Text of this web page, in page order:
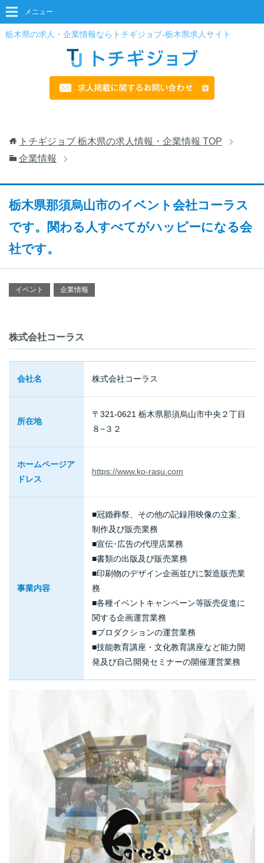
栃木県の求人・企業情報ならトチギジョブ-栃木県求人サイト
メニュー
トチギジョブ 栃木県の求人情報・企業情報 TOP
企業情報
栃木県那須烏山市のイベント会社コーラス
です。関わる人すべてがハッピーになる会
社です。
イベント 企業情報
株式会社コーラス
会社名 株式会社コーラス
所在地
〒321-0621 栃木県那須烏山市中央２丁目
８−３２
ホームページア
ドレス
https://www.ko-rasu.com
事業内容
■冠婚葬祭、その他の記録用映像の立案、
制作及び販売業務
■宣伝･広告の代理店業務
■書類の出版及び販売業務
■印刷物のデザイン企画並びに製造販売業
務
■各種イベントキャンペーン等販売促進に
関する企画運営業務
■プロダクションの運営業務
■技能教育講座・文化教育講座など能力開
発及び自己開発セミナーの開催運営業務